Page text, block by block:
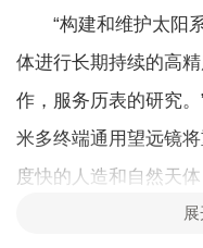
“构建和维护太阳系
体进行长期持续的高
作，服务历表的研究
米多终端通用望远镜
度快的人造和自然天
镜则发挥其大口径优